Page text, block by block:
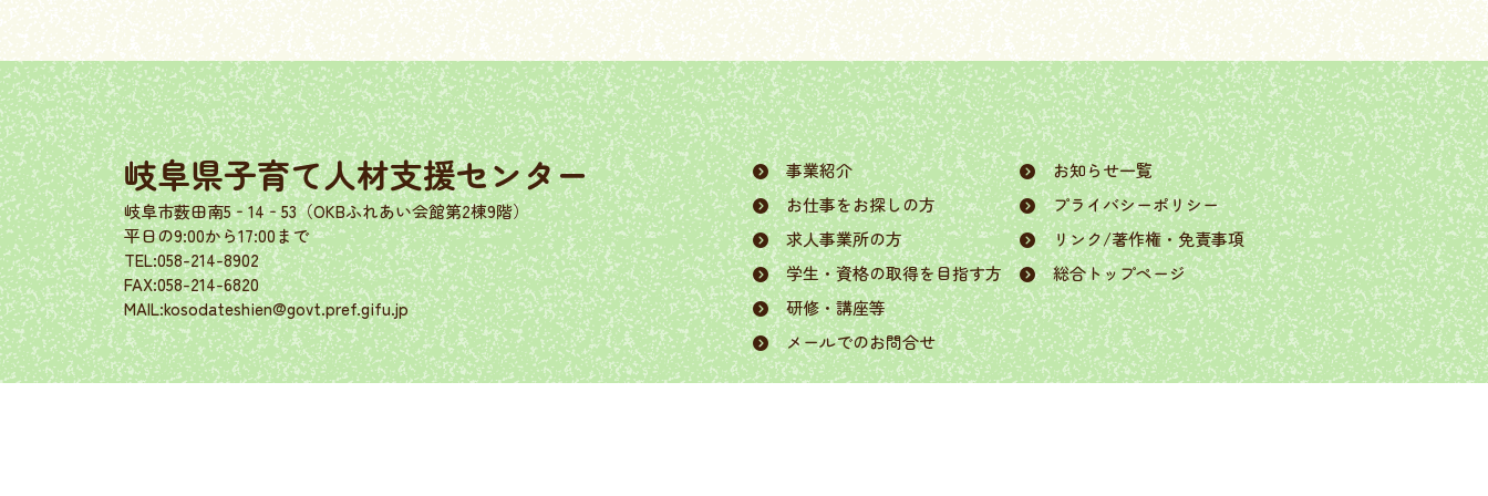
岐阜県子育て人材支援センター
岐阜市薮田南5‐14‐53（OKBふれあい会館第2棟9階）
平日の9:00から17:00まで
TEL:058-214-8902
FAX:058-214-6820
MAIL:kosodateshien@govt.pref.gifu.jp
事業紹介
お仕事をお探しの方
求人事業所の方
学生・資格の取得を目指す方
研修・講座等
メールでのお問合せ
お知らせ一覧
プライバシーポリシー
リンク/著作権・免責事項
総合トップページ